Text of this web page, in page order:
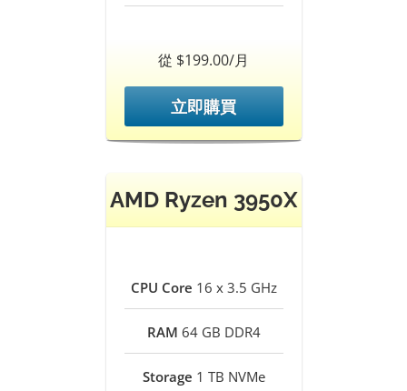
從 $199.00/月
立即購買
AMD Ryzen 3950X
CPU Core 16 x 3.5 GHz
RAM 64 GB DDR4
Storage 1 TB NVMe